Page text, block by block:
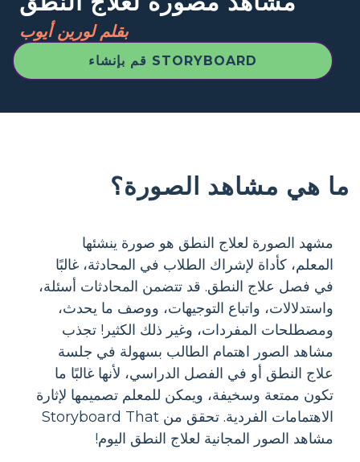
بقلم لورين أيوب
قم بإنشاء STORYBOARD
ما هي مشاهد الصورة؟
مشهد الصورة لعلاج النطق هو صورة ينشئها
المعلم، كأداة لإشراك الطلاب في المحادثة، غالبًا
في فصل علاج النطق. قد تتضمن المحادثات أسئلة،
واستدلالات، واتباع التوجيهات، ووصف ما يحدث،
ومصطلحات المفردات، وغير ذلك الكثير! تجذب
مشاهد الصور اهتمام الطالب بسهولة في جلسة
علاج النطق أو في الفصل الدراسي، لأنها غالبًا ما
تكون ممتعة وسخيفة، ويمكن للمعلم تصميمها لإثارة
الاهتمامات الفردية. تحقق من Storyboard That
مشاهد الصور المجانية لعلاج النطق اليوم!